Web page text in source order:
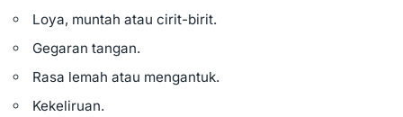
Loya, muntah atau cirit-birit.
Gegaran tangan.
Rasa lemah atau mengantuk.
Kekeliruan.